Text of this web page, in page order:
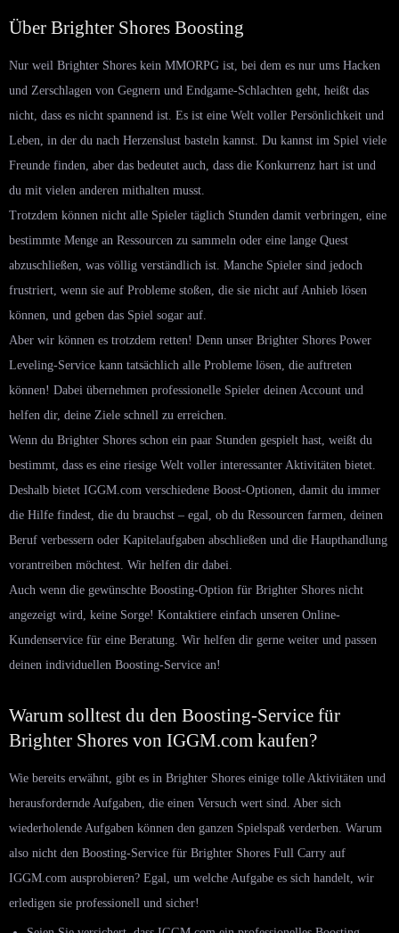
Über Brighter Shores Boosting
Nur weil Brighter Shores kein MMORPG ist, bei dem es nur ums Hacken
und Zerschlagen von Gegnern und Endgame-Schlachten geht, heißt das
nicht, dass es nicht spannend ist. Es ist eine Welt voller Persönlichkeit und
Leben, in der du nach Herzenslust basteln kannst. Du kannst im Spiel viele
Freunde finden, aber das bedeutet auch, dass die Konkurrenz hart ist und
du mit vielen anderen mithalten musst.
Trotzdem können nicht alle Spieler täglich Stunden damit verbringen, eine
bestimmte Menge an Ressourcen zu sammeln oder eine lange Quest
abzuschließen, was völlig verständlich ist. Manche Spieler sind jedoch
frustriert, wenn sie auf Probleme stoßen, die sie nicht auf Anhieb lösen
können, und geben das Spiel sogar auf.
Aber wir können es trotzdem retten! Denn unser Brighter Shores Power
Leveling-Service kann tatsächlich alle Probleme lösen, die auftreten
können! Dabei übernehmen professionelle Spieler deinen Account und
helfen dir, deine Ziele schnell zu erreichen.
Wenn du Brighter Shores schon ein paar Stunden gespielt hast, weißt du
bestimmt, dass es eine riesige Welt voller interessanter Aktivitäten bietet.
Deshalb bietet IGGM.com verschiedene Boost-Optionen, damit du immer
die Hilfe findest, die du brauchst – egal, ob du Ressourcen farmen, deinen
Beruf verbessern oder Kapitelaufgaben abschließen und die Haupthandlung
vorantreiben möchtest. Wir helfen dir dabei.
Auch wenn die gewünschte Boosting-Option für Brighter Shores nicht
angezeigt wird, keine Sorge! Kontaktiere einfach unseren Online-
Kundenservice für eine Beratung. Wir helfen dir gerne weiter und passen
deinen individuellen Boosting-Service an!
Warum solltest du den Boosting-Service für
Brighter Shores von IGGM.com kaufen?
Wie bereits erwähnt, gibt es in Brighter Shores einige tolle Aktivitäten und
herausfordernde Aufgaben, die einen Versuch wert sind. Aber sich
wiederholende Aufgaben können den ganzen Spielspaß verderben. Warum
also nicht den Boosting-Service für Brighter Shores Full Carry auf
IGGM.com ausprobieren? Egal, um welche Aufgabe es sich handelt, wir
erledigen sie professionell und sicher!